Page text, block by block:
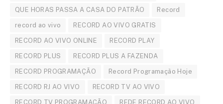
QUE HORAS PASSA A CASA DO PATRÃO Record
record ao vivo RECORD AO VIVO GRATIS
RECORD AO VIVO ONLINE RECORD PLAY
RECORD PLUS RECORD PLUS A FAZENDA
RECORD PROGRAMAÇÃO Record Programação Hoje
RECORD RJ AO VIVO RECORD TV AO VIVO
RECORD TV PROGRAMAÇÃO REDE RECORD AO VIVO